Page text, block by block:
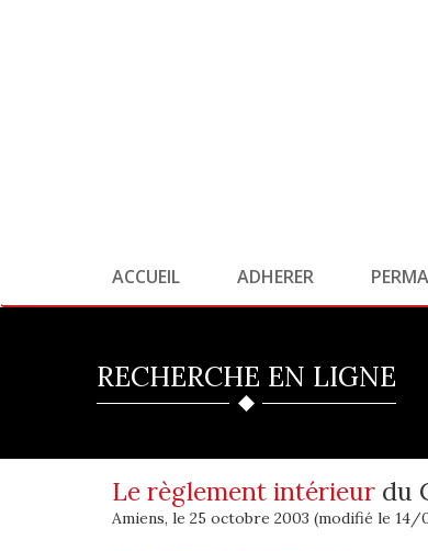
ACCUEIL ADHERER
RECHERCHE EN LIGNE
Le règlement intérieur du
Amiens, le 25 octobre 2003 (modifié le